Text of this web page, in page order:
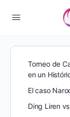
Torneo de
en un
El caso
Ding Liren